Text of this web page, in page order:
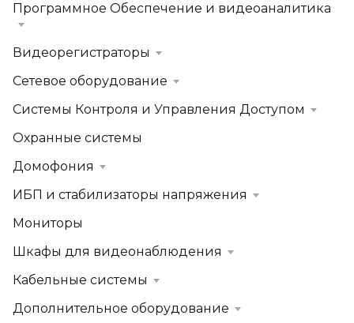
Программное Обеспечение и видеоаналитика
Видеорегистраторы
Сетевое оборудование
Системы Контроля и Управления Доступом
Охранные системы
Домофония
ИБП и стабилизаторы напряжения
Мониторы
Шкафы для видеонаблюдения
Кабельные системы
Дополнительное оборудование